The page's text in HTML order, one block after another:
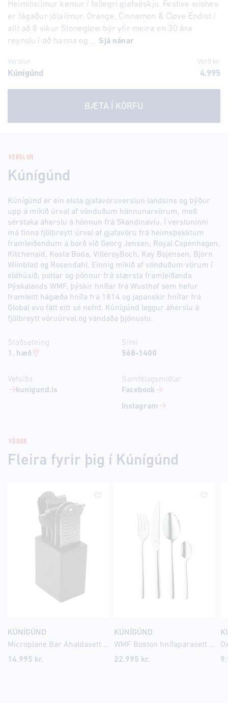
Heimilisilmur kemur í fallegri gjafaöskju. Festive wishes
er fágaður jólailmur. Orange, Cinnamon & Clove Endist í
allt að 8 vikur Stoneglow býr yfir meira en 30 ára
reynslu í að hanna og ... Sjá nánar
Verslun Verð kr.
Kúnígúnd 4.995
BÆTA Í KÖRFU
VERSLUN
Kúnígúnd
Kúnígúnd er ein elsta gjafavöruverslun landsins og býður
upp á mikið úrval af vönduðum hönnunarvörum, með
sérstaka áherslu á hönnun frá Skandinavíu. Í versluninni
má finna fjölbreytt úrval af gjafavöru frá heimsþekktum
framleiðendum á borð við Georg Jensen, Royal Copenhagen,
Kitchenaid, Kosta Boda, VilleroyBoch, Kay Bojensen, Bjorn
Wiinblad og Rosendahl. Einnig mikið af vönduðum vörum í
eldhúsið, pottar og pönnur frá stærsta framleiðanda
Þýskalands WMF, þýskir hnífar frá Wusthof sem hefur
framleitt hágæða hnífa frá 1814 og japanskir hnífar frá
Global svo fátt eitt sé nefnt. Kúnígúnd leggur áherslu á
fjölbreytt vöruúrval og vandaða þjónustu.
Staðsetning
1. hæð
Vefsíða
kunigund.is
Sími
568-1400
Samfélagsmiðlar
Facebook
Instagram
VÖRUR
Fleira fyrir þig í Kúnígúnd
KÚNÍGÚND
Microplane Bar Áhaldasett Svart
14.995 kr.
KÚNÍGÚND
WMF Boston hnífaparasett 24 stk fyrir 6 manns
22.995 kr.